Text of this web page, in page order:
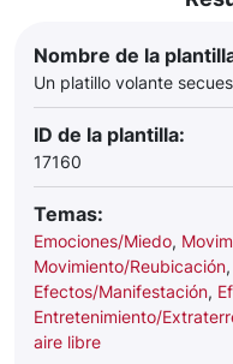
Nombre de la
Un platillo volante
ID de la plantilla:
17160
Temas:
Emociones/Miedo,
Movimiento/Reubicación,
Efectos/Manifestación,
Entretenimiento/
aire libre